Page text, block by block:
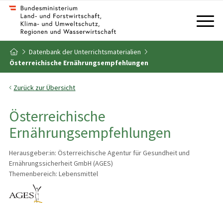
Zum Inhalt
Zum Inhaltsverzeichnis
Zur Startseite
Datenbank der Unterrichtsmaterialien
Österreichische Ernährungsempfehlungen
Zurück zur Übersicht
Österreichische
Ernährungsempfehlungen
Herausgeber:in: Österreichische Agentur für Gesundheit und
Ernährungssicherheit GmbH (AGES)
Themenbereich: Lebensmittel